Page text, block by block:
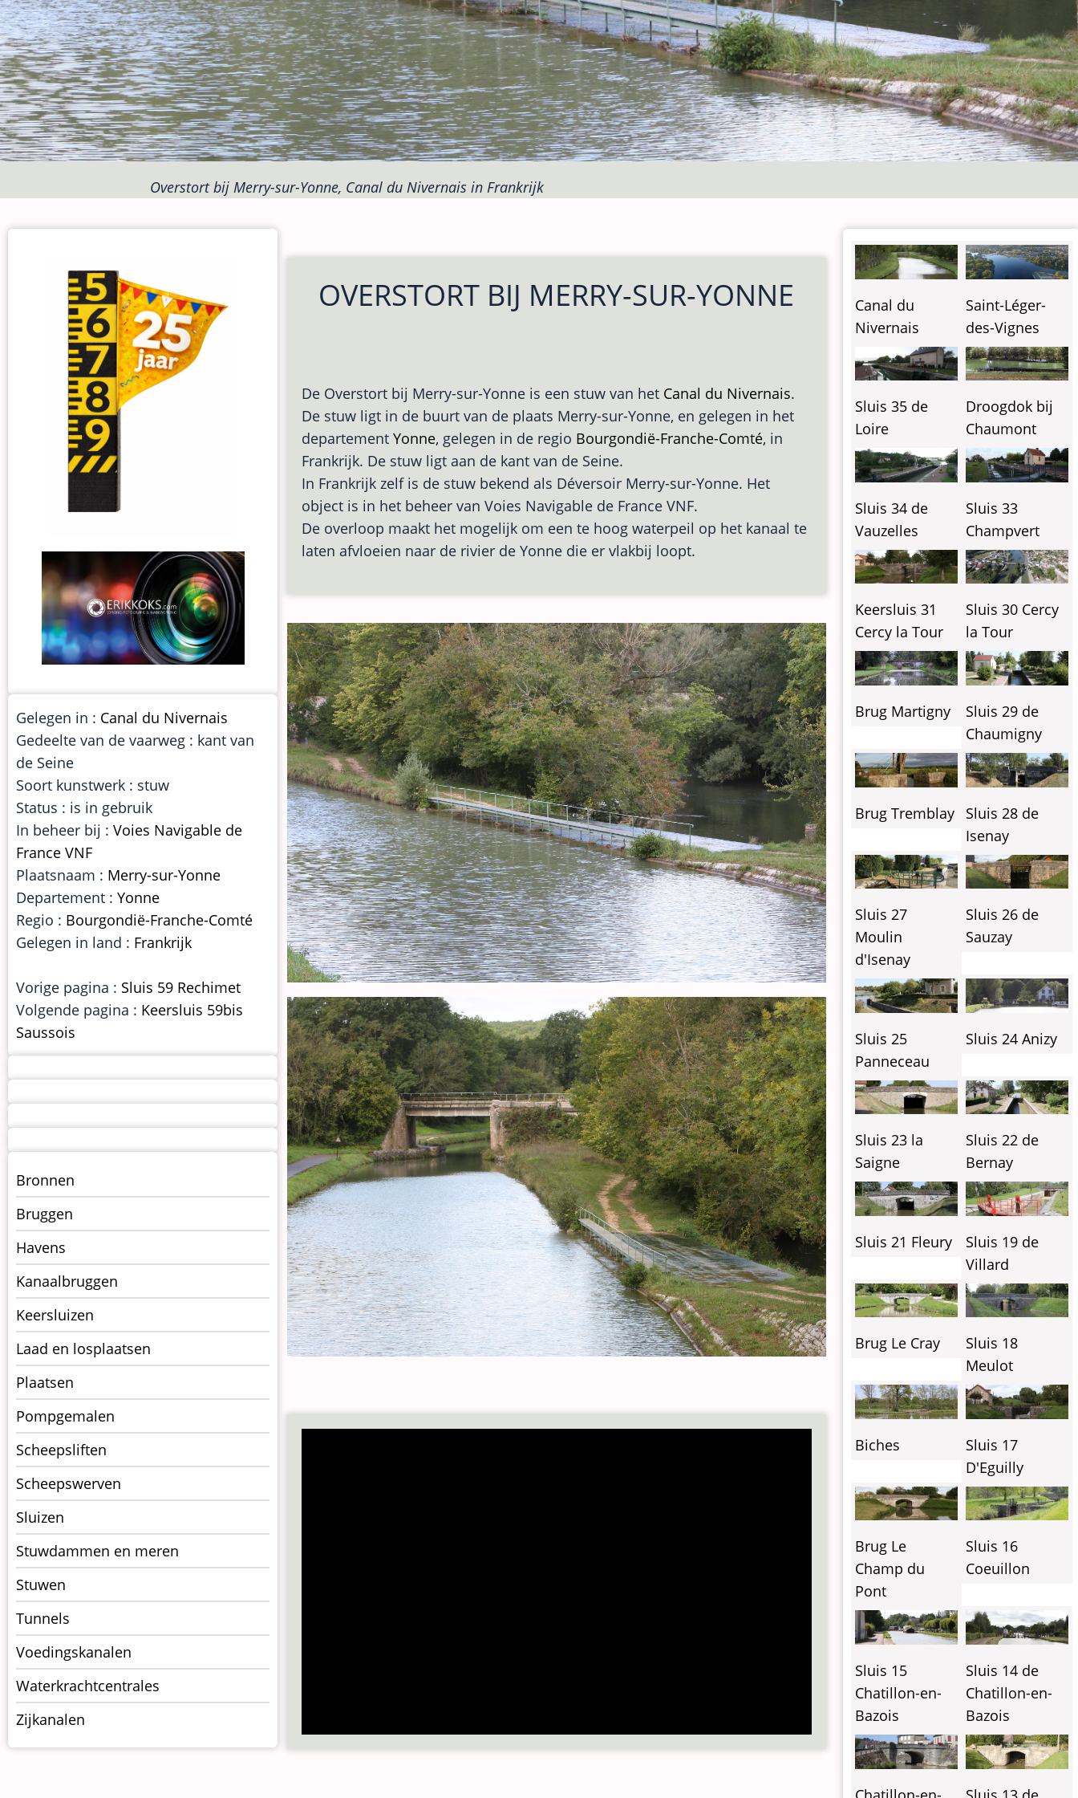
Overstort bij Merry-sur-Yonne, Canal du Nivernais in Frankrijk
OVERSTORT BIJ MERRY-SUR-YONNE
De Overstort bij Merry-sur-Yonne is een stuw van het Canal du Nivernais.
De stuw ligt in de buurt van de plaats Merry-sur-Yonne, en gelegen in het
departement Yonne, gelegen in de regio Bourgondië-Franche-Comté, in
Frankrijk. De stuw ligt aan de kant van de Seine.
In Frankrijk zelf is de stuw bekend als Déversoir Merry-sur-Yonne. Het
object is in het beheer van Voies Navigable de France VNF.
De overloop maakt het mogelijk om een te hoog waterpeil op het kanaal te
laten afvloeien naar de rivier de Yonne die er vlakbij loopt.
Gelegen in : Canal du Nivernais
Gedeelte van de vaarweg : kant van
de Seine
Soort kunstwerk : stuw
Status : is in gebruik
In beheer bij : Voies Navigable de
France VNF
Plaatsnaam : Merry-sur-Yonne
Departement : Yonne
Regio : Bourgondië-Franche-Comté
Gelegen in land : Frankrijk
Vorige pagina : Sluis 59 Rechimet
Volgende pagina : Keersluis 59bis
Saussois
Menu
kunstwerken
op
kunstwerkpagina
Bronnen
Bruggen
Havens
Kanaalbruggen
Keersluizen
Laad en losplaatsen
Plaatsen
Pompgemalen
Scheepsliften
Scheepswerven
Sluizen
Stuwdammen en meren
Stuwen
Tunnels
Voedingskanalen
Waterkrachtcentrales
Zijkanalen
Canal du
Nivernais
Saint-Léger-
des-Vignes
Sluis 35 de
Loire
Droogdok bij
Chaumont
Sluis 34 de
Vauzelles
Sluis 33
Champvert
Keersluis 31
Cercy la Tour
Sluis 30 Cercy
la Tour
Brug Martigny
Sluis 29 de
Chaumigny
Brug Tremblay
Sluis 28 de
Isenay
Sluis 27
Moulin
d'Isenay
Sluis 26 de
Sauzay
Sluis 25
Panneceau
Sluis 24 Anizy
Sluis 23 la
Saigne
Sluis 22 de
Bernay
Sluis 21 Fleury
Sluis 19 de
Villard
Brug Le Cray
Sluis 18
Meulot
Biches
Sluis 17
D'Eguilly
Brug Le
Champ du
Pont
Sluis 16
Coeuillon
Sluis 15
Chatillon-en-
Bazois
Sluis 14 de
Chatillon-en-
Bazois